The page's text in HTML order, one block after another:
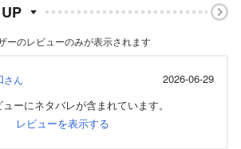
ーのレビューのみが表示されます
さん
2026-06-29
ーにネタバレが含まれています。
レビューを表示する